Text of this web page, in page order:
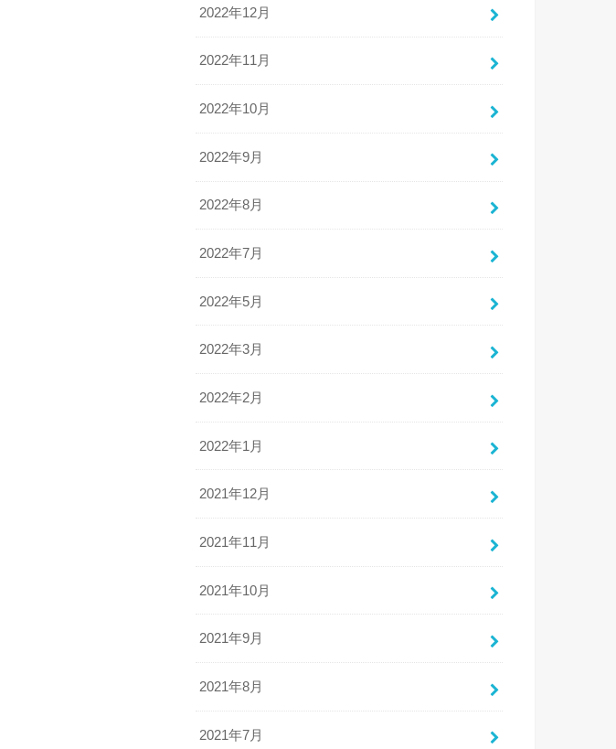
2022年12月
2022年11月
2022年10月
2022年9月
2022年8月
2022年7月
2022年5月
2022年3月
2022年2月
2022年1月
2021年12月
2021年11月
2021年10月
2021年9月
2021年8月
2021年7月